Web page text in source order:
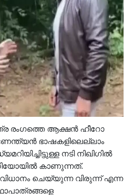
രംഗത്തെ ആക്ഷൻ ഹീറോ
ഭാഷകളിലെല്ലാം
നടി നിഖിഗിൽ
കാണുന്നത്.
ചെയ്യുന്ന വിരുന്ന് എന്ന